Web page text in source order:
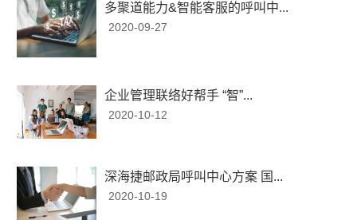
多聚道能力&智能客服的呼叫中...
2020-09-27
企业管理联络好帮手 “智”...
2020-10-12
深海捷邮政局呼叫中心方案 国...
2020-10-19